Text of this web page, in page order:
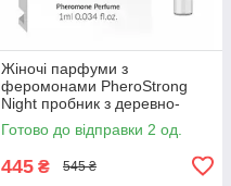
Жіночі парфуми з
феромонами PheroStrong
Night пробник з деревно-
східним ароматом, 1 мл
Готово до відправки 2 од.
445 ₴ 545 ₴